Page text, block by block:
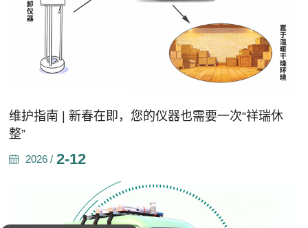
维护指南 | 新春在即，您的仪器也需要一次“祥瑞休
整”
2026 / 2-12